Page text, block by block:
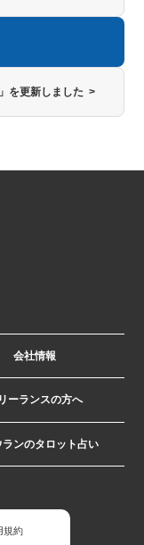
を更新しました >
会社情報
ーランスの方へ
ランのタロット占い
規約